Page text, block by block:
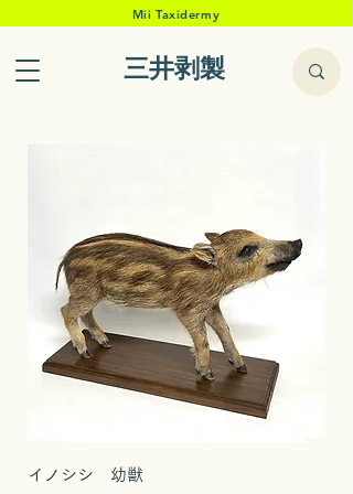
Mii Taxidermy
三井剥製
イノシシ 幼獣